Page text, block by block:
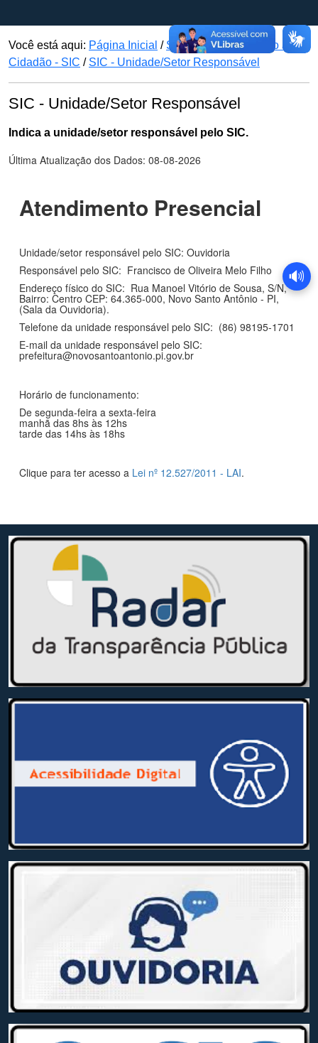
🔊
Você está aqui: Página Inicial / Serviço de Informação ao
Cidadão - SIC / SIC - Unidade/Setor Responsável
SIC - Unidade/Setor Responsável
Indica a unidade/setor responsável pelo SIC.